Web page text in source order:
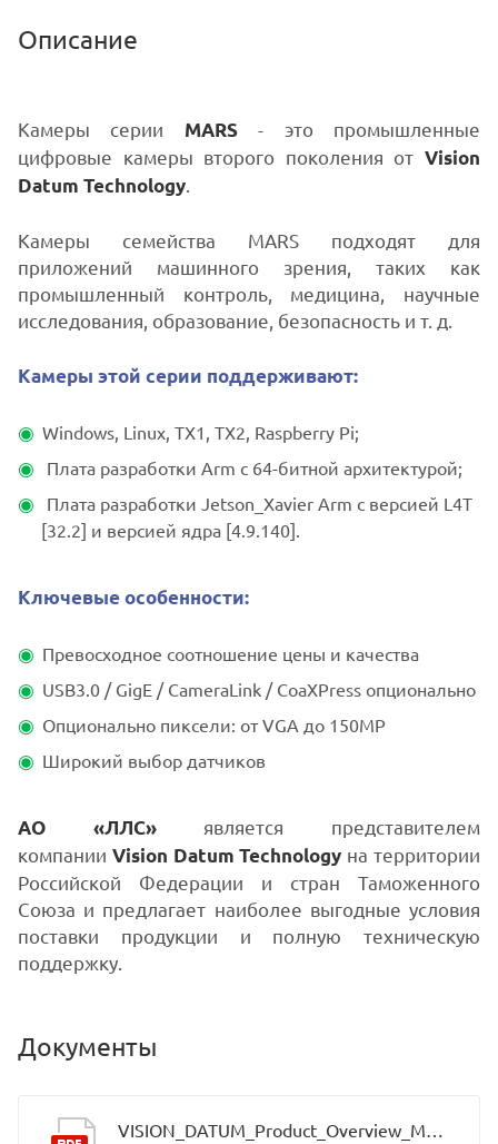
Описание
Камеры серии MARS- это промышленные
цифровые камеры второго поколения от Vision
Datum Technology
Камеры семейства MARS подходят для
приложений машинного зрения, таких как
промышленный контроль, медицина, научные
исследования, образование, безопасность и т. д.
Камеры этой серии поддерживают:
Windows, Linux, TX1, TX2, Raspberry Pi;
Плата разработки Arm с 64-битной архитектурой;
Плата разработки Jetson_Xavier Arm с версией L4T
[32.2] и версией ядра [4.9.140].
Ключевые особенности:
Превосходное соотношение цены и качества
USB3.0 / GigE / CameraLink / CoaXPress опционально
Опционально пиксели: от VGA до 150MP
Широкий выбор датчиков
АО «ЛЛС»является представителем
компании Vision Datum Technology на территории
Российской Федерации и стран Таможенного
Союза и предлагает наиболее выгодные условия
поставки продукции и полную техническую
поддержку.
Документы